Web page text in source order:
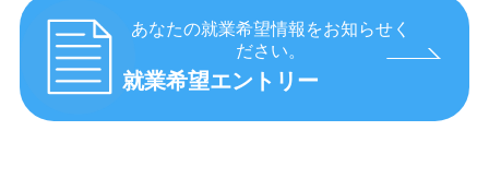
あなたの就業希望情報をお知らせく
ださい。
就業希望エントリー